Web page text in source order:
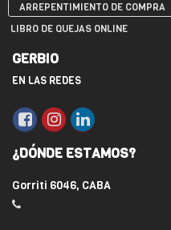
ARREPENTIMIENTO DE COMPRA
LIBRO DE QUEJAS ONLINE
GERBIO
EN LAS REDES
¿DÓNDE ESTAMOS?
Gorriti 6046, CABA